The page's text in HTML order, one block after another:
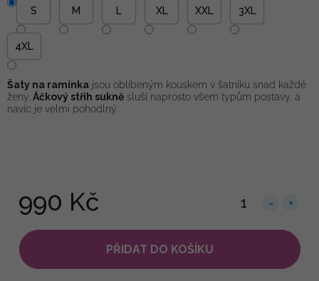
990 Kč
PŘIDAT DO KOŠÍKU
S M XL XXL 3XL
4XL
Šaty na ramínka jsou oblíbeným kouskem v šatníku snad každé
ženy. Áčkový střih sukně sluší naprosto všem typům postavy, a
navíc je velmi pohodlný.